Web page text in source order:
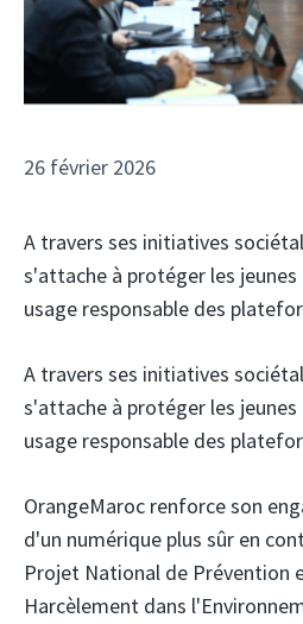
26 février 2026
A travers ses initiatives
s'attache à protéger les
usage responsable des
A travers ses initiatives
s'attache à protéger les
usage responsable des
OrangeMaroc renforce son
d'un numérique plus sûr en
Projet National de Prévention
Harcèlement dans